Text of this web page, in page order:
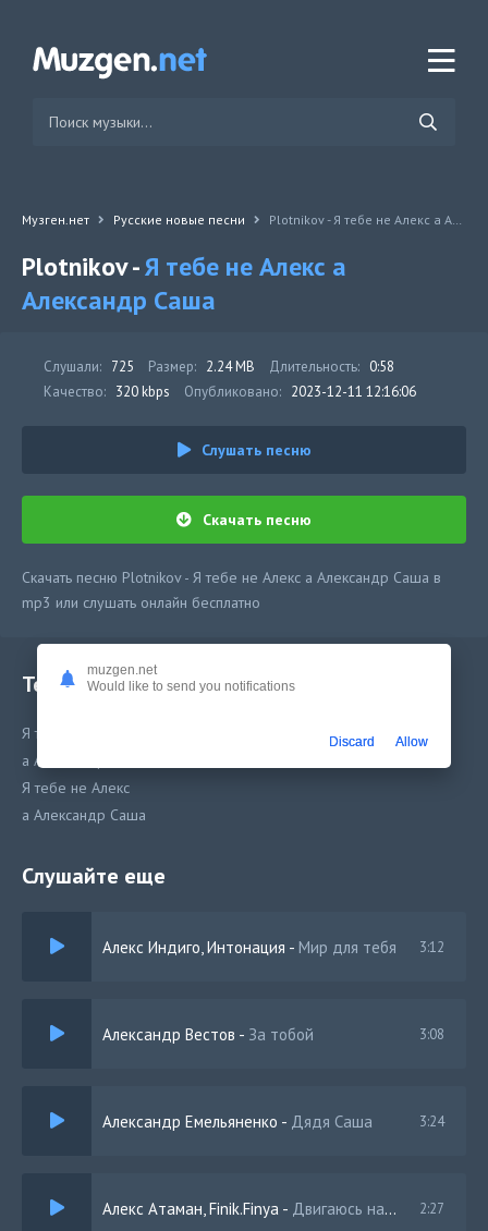
Музген.нет Русские новые песни Plotnikov - Я тебе не Алекс а Александр Саша
Plotnikov -Я тебе не Алекс а
Александр Саша
Слушали: 725 Размер: 2.24 MB Длительность: 0:58
Качество: 320 kbps Опубликовано: 2023-12-11 12:16:06
Слушать песню
Скачать песню
Скачать песню Plotnikov - Я тебе не Алекс а Александр Саша в
mp3 или слушать онлайн бесплатно
Текст песни
Я тебе не Алекс
а Александр Саша
Я тебе не Алекс
а Александр Саша
Слушайте еще
Алекс Индиго, Интонация - Мир для тебя 3:12
Александр Вестов - За тобой 3:08
Александр Емельяненко - Дядя Саша 3:24
Алекс Атаман, Finik.Finya - Двигаюсь на кварталах на блатной педали 2:27
muzgen.net
Would like to send you notifications
Discard Allow